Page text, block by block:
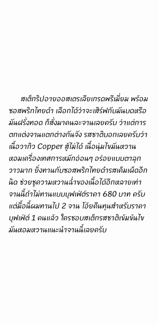
ซอสพริกไทยดำ เลือกได้ว่าจะเสิร์ฟกับมันบดหรือ
มันฝรั่งทอด ก็สั่งมาคนละจานเลยครับ ว่าแต่การ
ตกแต่งจานแตกต่างกันจัง รสชาติบอกเลยครับว่า
เนื้อวากิว Copper สู้ไม่ได้ เนื้อนุ่มไขมันหวาน
หอมเครื่องเทศการหมักอ่อนๆ อร่อยแบบตาลุก
วาวมาก ยิ่งทานกับซอสพริกไทยดำรสเค็มเผ็ดอีก
นิด ช่วยชูความหวานฉ่ำของเนื้อได้อีกหลายเท่า
จานนี้ถ้าไม่ทานแบบบุฟเฟ่ต์ราคา 680 บาท ครับ
แต่มื้อนี้ผมทานไป 2 จาน โอ้ยคืนทุนสำหรับราคา
บุฟเฟ่ต์ 1 คนแล้ว ใครชอบสเต็กรสชาติเข้มข้นไข
มันหอมหวานแนะนำจานนี้เลยครับ